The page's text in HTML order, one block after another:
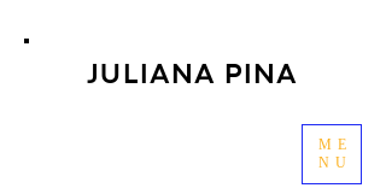
JULIANA PINA
ME
NU